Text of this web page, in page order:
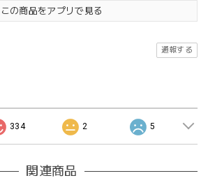
この商品をアプリで見る
通報する
334 2 5
関連商品